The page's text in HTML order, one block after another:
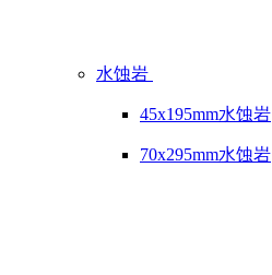
水蚀岩
45x195mm水蚀岩
70x295mm水蚀岩